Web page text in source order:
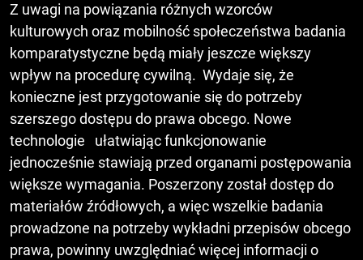
Z uwagi na powiązania różnych wzorców
kulturowych oraz mobilność społeczeństwa badania
komparatystyczne będą miały jeszcze większy
wpływ na procedurę cywilną. Wydaje się, że
konieczne jest przygotowanie się do potrzeby
szerszego dostępu do prawa obcego. Nowe
technologie ułatwiając funkcjonowanie
jednocześnie stawiają przed organami postępowania
większe wymagania. Poszerzony został dostęp do
materiałów źródłowych, a więc wszelkie badania
prowadzone na potrzeby wykładni przepisów obcego
prawa, powinny uwzględniać więcej informacji o